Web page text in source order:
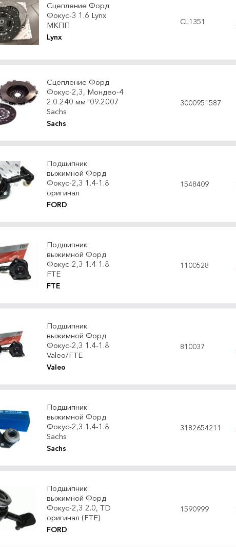
Сцепление Форд
Фокус-3 1.6 Lynx
МКПП
Lynx
CL1351
Сцепление Форд
Фокус-2,3, Мондео-4
2.0 240 мм '09.2007
Sachs
Sachs
3000951587
Подшипник
выжимной Форд
Фокус-2,3 1.4-1.8
оригинал
FORD
1548409
Подшипник
выжимной Форд
Фокус-2,3 1.4-1.8
FTE
FTE
1100528
Подшипник
выжимной Форд
Фокус-2,3 1.4-1.8
Valeo/FTE
Valeo
810037
Подшипник
выжимной Форд
Фокус-2,3 1.4-1.8
Sachs
Sachs
3182654211
Подшипник
выжимной Форд
Фокус-2,3 2.0, TD
оригинал (FTE)
FORD
1590999